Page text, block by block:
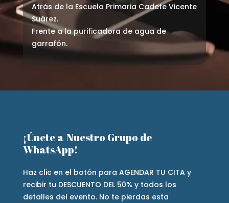
Atrás de la Escuela Primaria Cadete Vicente
Suárez.
Frente a la purificadora de agua de
garrafón.
¡Únete a Nuestro Grupo de
WhatsApp!
Haz clic en el botón para AGENDAR TU CITA y
recibir tu DESCUENTO DEL 50% y todos los
detalles del evento. No te pierdas esta